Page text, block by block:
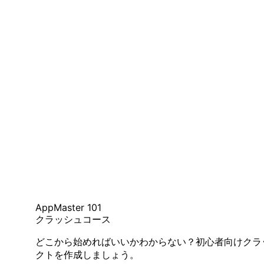
AppMaster 101
クラッシュコース
どこから始めればいいかわからない？初心者向けク
クトを作成しましょう。